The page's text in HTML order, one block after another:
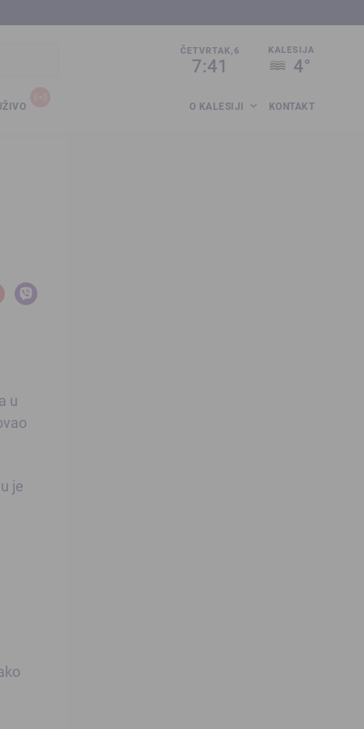
ČETVRTAK,6
7:41
KALESIJA
4°
O KALESIJI KONTAKT
u
je